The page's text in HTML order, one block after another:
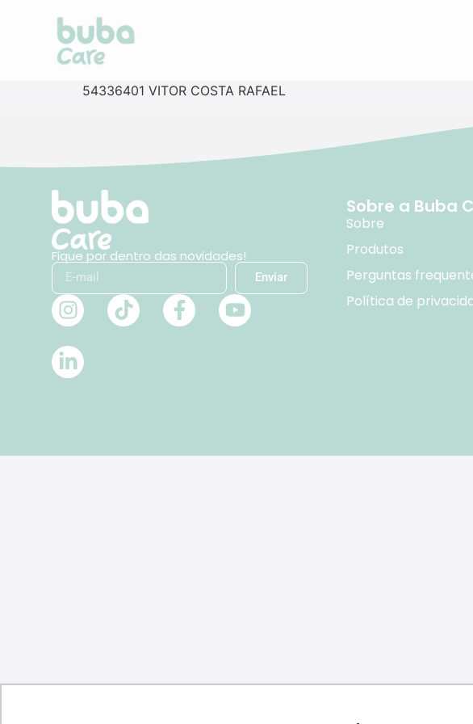
54336401 VITOR COSTA RAFAEL
Fique por dentro das novidades!
Enviar
Sobre a Buba
Sobre
Produtos
Perguntas
Política de